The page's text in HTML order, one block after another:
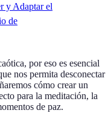
y Adaptar el
de
por eso es esencial
nos permita desconectar
cómo crear un
para la meditación, la
de paz.